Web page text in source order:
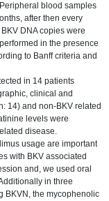
blood samples
after then every
DNA copies were
in the presence
to Banff criteria and
in 14 patients
clinical and
14) and non-BKV related
levels were
disease.
usage are important
with BKV associated
and, we used oral
in three
BKVN, the mycophenolic